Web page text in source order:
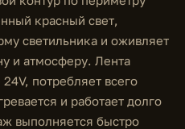
красный свет,
светильника и оживляет
и атмосферу. Лента
потребляет всего
и работает долго
выполняется быстро